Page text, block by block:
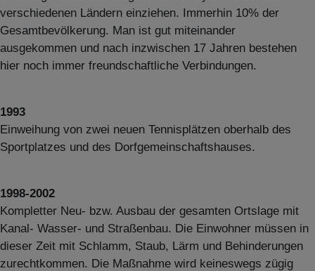
verschiedenen Ländern einziehen. Immerhin 10% der
Gesamtbevölkerung. Man ist gut miteinander
ausgekommen und nach inzwischen 17 Jahren bestehen
hier noch immer freundschaftliche Verbindungen.
1993
Einweihung von zwei neuen Tennisplätzen oberhalb des
Sportplatzes und des Dorfgemeinschaftshauses.
1998-2002
Kompletter Neu- bzw. Ausbau der gesamten Ortslage mit
Kanal- Wasser- und Straßenbau. Die Einwohner müssen in
dieser Zeit mit Schlamm, Staub, Lärm und Behinderungen
zurechtkommen. Die Maßnahme wird keineswegs zügig